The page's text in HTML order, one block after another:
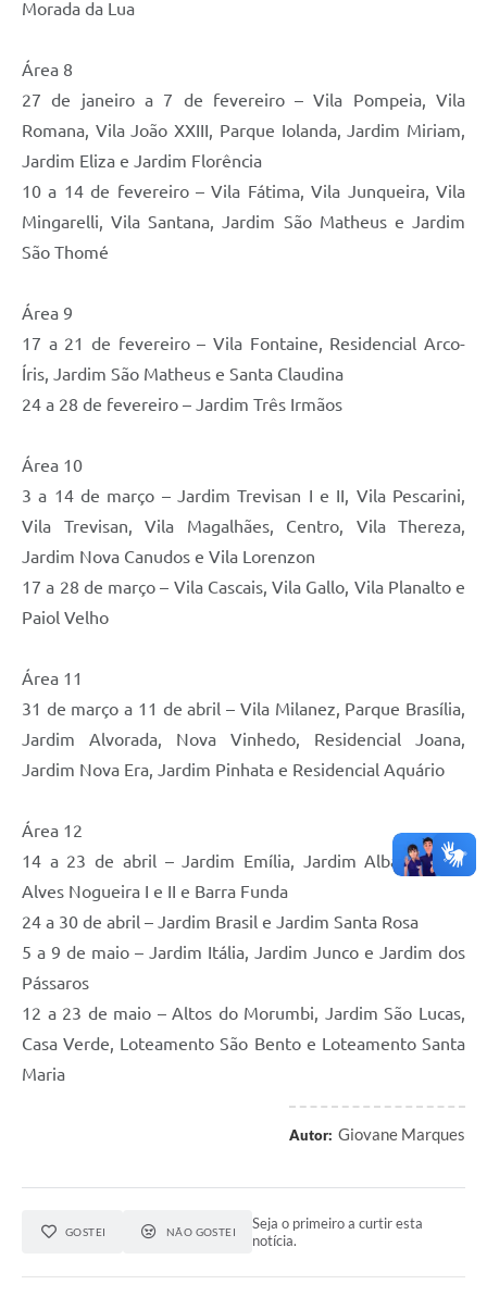
Morada da Lua
Área 8
27 de janeiro a 7 de fevereiro – Vila Pompeia, Vila
Romana, Vila João XXIII, Parque Iolanda, Jardim Miriam,
Jardim Eliza e Jardim Florência
10 a 14 de fevereiro – Vila Fátima, Vila Junqueira, Vila
Mingarelli, Vila Santana, Jardim São Matheus e Jardim
São Thomé
Área 9
17 a 21 de fevereiro – Vila Fontaine, Residencial Arco-
Íris, Jardim São Matheus e Santa Claudina
24 a 28 de fevereiro – Jardim Três Irmãos
Área 10
3 a 14 de março – Jardim Trevisan I e II, Vila Pescarini,
Vila Trevisan, Vila Magalhães, Centro, Vila Thereza,
Jardim Nova Canudos e Vila Lorenzon
17 a 28 de março – Vila Cascais, Vila Gallo, Vila Planalto e
Paiol Velho
Área 11
31 de março a 11 de abril – Vila Milanez, Parque Brasília,
Jardim Alvorada, Nova Vinhedo, Residencial Joana,
Jardim Nova Era, Jardim Pinhata e Residencial Aquário
Área 12
14 a 23 de abril – Jardim Emília, Jardim Alba, Jardim
Alves Nogueira I e II e Barra Funda
24 a 30 de abril – Jardim Brasil e Jardim Santa Rosa
5 a 9 de maio – Jardim Itália, Jardim Junco e Jardim dos
Pássaros
12 a 23 de maio – Altos do Morumbi, Jardim São Lucas,
Casa Verde, Loteamento São Bento e Loteamento Santa
Maria
Autor: Giovane Marques
GOSTEI NÃO GOSTEI
Seja o primeiro a curtir esta
notícia.